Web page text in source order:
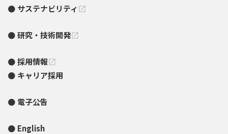
サステナビリティ open_in_new
研究・技術開発open_in_new
採用情報open_in_new
キャリア採用
電子公告
English